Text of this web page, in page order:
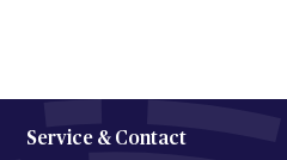
Service & Contact